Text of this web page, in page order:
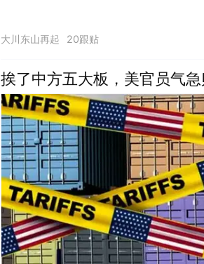
大川东山再起 20跟贴
挨了中方五大板，美官员气